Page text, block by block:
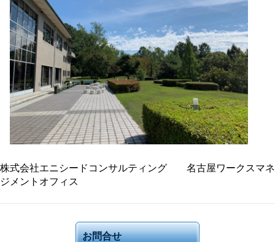
株式会社エニシードコンサルティング 名古屋ワークスマネ
ジメントオフィス
お問合せ